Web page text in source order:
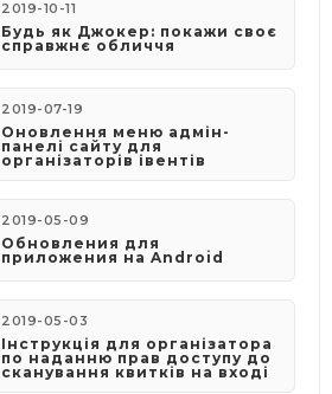
2019-10-11
Будь як Джокер: покажи своє
справжнє обличчя
2019-07-19
Оновлення меню адмін-
панелі сайту для
організаторів івентів
2019-05-09
​Обновления для
приложения на Android
2019-05-03
​Інструкція для організатора
по наданню прав доступу до
сканування квитків на вході